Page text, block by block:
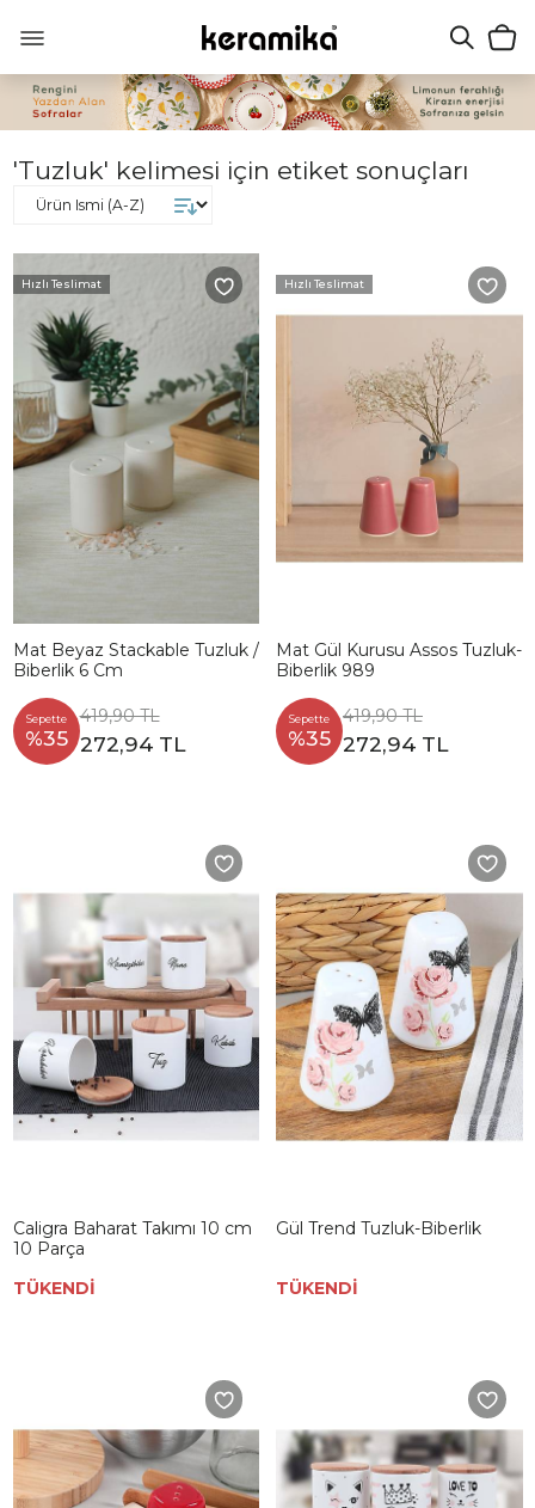
'Tuzluk' kelimesi için etiket sonuçları
Hızlı Teslimat
Mat Beyaz Stackable Tuzluk /
Biberlik 6 Cm
Sepette
%35
419,90 TL
272,94 TL
Hızlı Teslimat
Mat Gül Kurusu Assos Tuzluk-
Biberlik 989
Sepette
%35
419,90 TL
272,94 TL
Caligra Baharat Takımı 10 cm
10 Parça
TÜKENDİ
Gül Trend Tuzluk-Biberlik
TÜKENDİ